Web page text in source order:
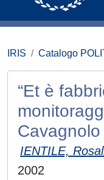
IRIS Catalogo
“Et è
Cavagnolo
IENTILE,
2002